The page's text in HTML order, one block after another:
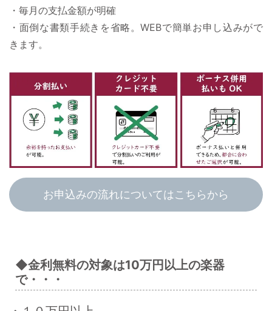
・毎月の支払金額が明確
・面倒な書類手続きを省略。WEBで簡単お申し込みがで
きます。
お申込みの流れについてはこちらから
◆金利無料の対象は10万円以上の楽器
で・・・